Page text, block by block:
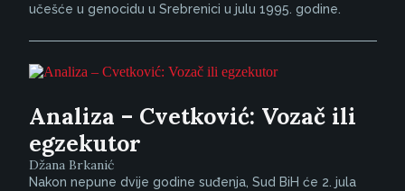
učešće u genocidu u Srebrenici u julu 1995. godine.
Analiza – Cvetković: Vozač ili
egzekutor
Džana Brkanić
Nakon nepune dvije godine suđenja, Sud BiH će 2. jula